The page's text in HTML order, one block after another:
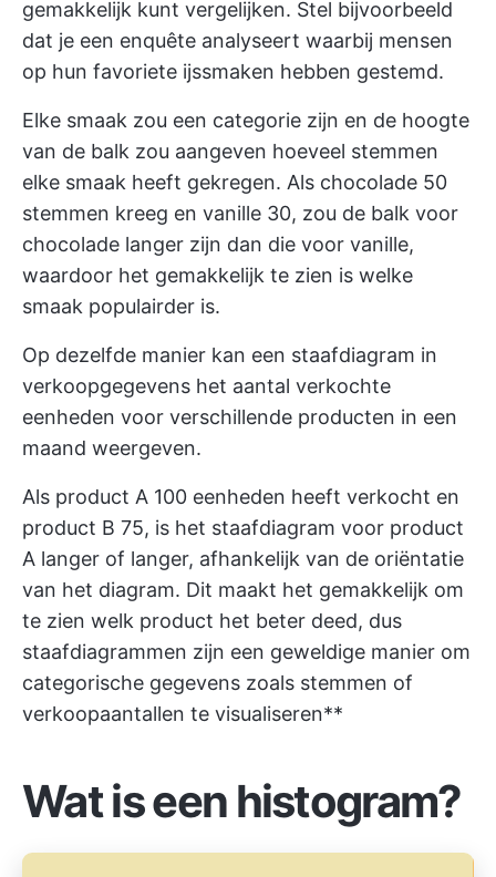
gemakkelijk kunt vergelijken. Stel bijvoorbeeld
dat je een enquête analyseert waarbij mensen
op hun favoriete ijssmaken hebben gestemd.
Elke smaak zou een categorie zijn en de hoogte
van de balk zou aangeven hoeveel stemmen
elke smaak heeft gekregen. Als chocolade 50
stemmen kreeg en vanille 30, zou de balk voor
chocolade langer zijn dan die voor vanille,
waardoor het gemakkelijk te zien is welke
smaak populairder is.
Op dezelfde manier kan een staafdiagram in
verkoopgegevens het aantal verkochte
eenheden voor verschillende producten in een
maand weergeven.
Als product A 100 eenheden heeft verkocht en
product B 75, is het staafdiagram voor product
A langer of langer, afhankelijk van de oriëntatie
van het diagram. Dit maakt het gemakkelijk om
te zien welk product het beter deed, dus
staafdiagrammen zijn een geweldige manier om
categorische gegevens zoals stemmen of
verkoopaantallen te visualiseren**
Wat is een histogram?